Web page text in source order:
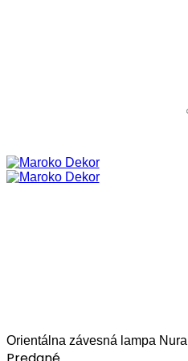
Orientálna závesná lampa